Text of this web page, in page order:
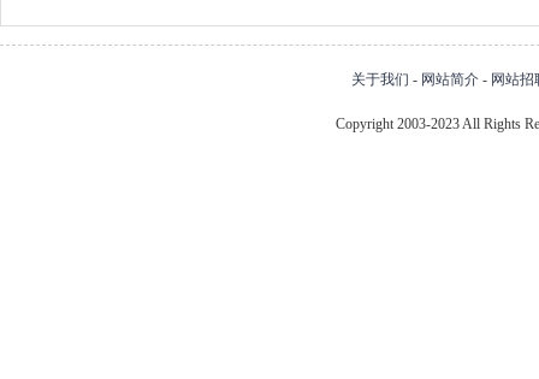
关于我们 - 网站简介 - 网站招
Copyright 2003-2023 All Rights